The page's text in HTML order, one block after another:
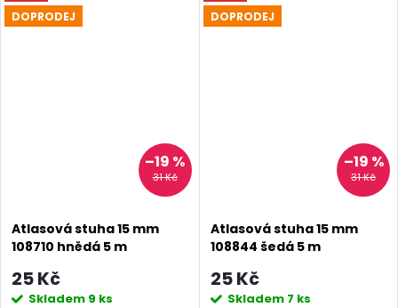
DOPRODEJ
31 Kč
–19 %
Atlasová stuha 15 mm
108710 hnědá 5 m
25 Kč
Skladem 9 ks
DOPRODEJ
31 Kč
–19 %
Atlasová stuha 15 mm
108844 šedá 5 m
25 Kč
Skladem 7 ks